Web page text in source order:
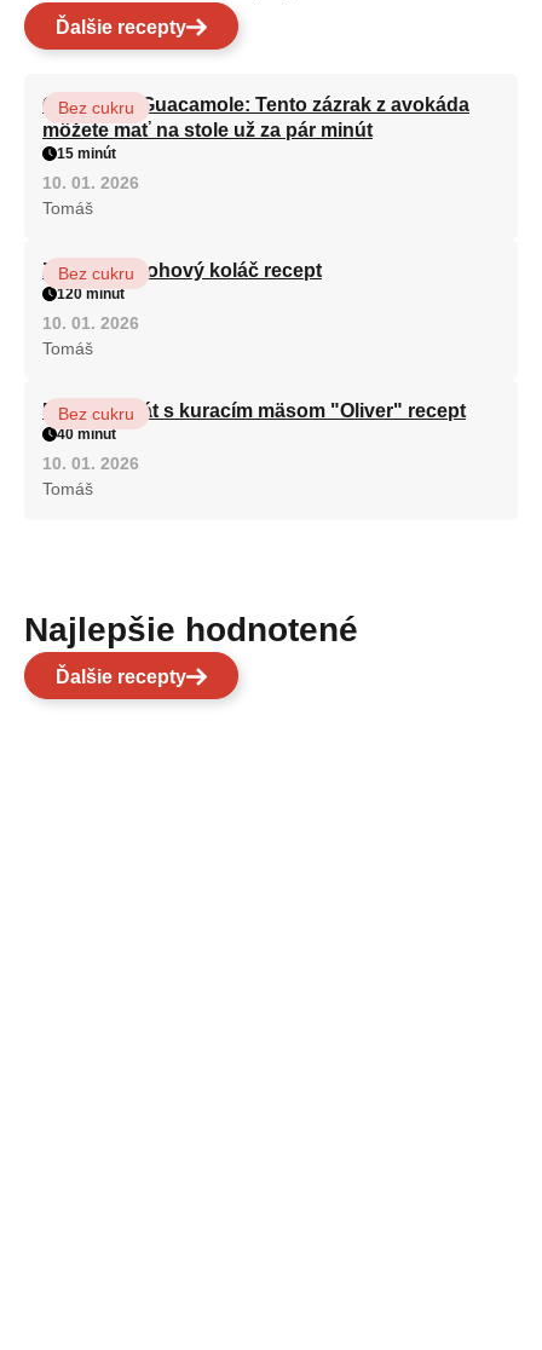
Ďalšie recepty
Chuťovka Guacamole: Tento zázrak z avokáda
môžete mať na stole už za pár minút
Bez cukru
15 minút
10. 01. 2026
Tomáš
Zdravý tvarohový koláč recept
Bez cukru
120 minút
10. 01. 2026
Tomáš
Fitness šalát s kuracím mäsom "Oliver" recept
Bez cukru
40 minút
10. 01. 2026
Tomáš
Najlepšie hodnotené
Ďalšie recepty